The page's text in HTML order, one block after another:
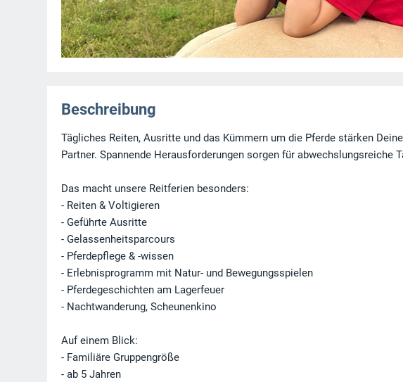
Beschreibung
Tägliches Reiten, Ausritte und das Kümmern um die Pferde stärken
Partner. Spannende Herausforderungen sorgen für abwechslungsreiche
Das macht unsere Reitferien besonders:
- Reiten & Voltigieren
- Geführte Ausritte
- Gelassenheitsparcours
- Pferdepflege & -wissen
- Erlebnisprogramm mit Natur- und Bewegungsspielen
- Pferdegeschichten am Lagerfeuer
- Nachtwanderung, Scheunenkino
Auf einem Blick:
- Familiäre Gruppengröße
- ab 5 Jahren